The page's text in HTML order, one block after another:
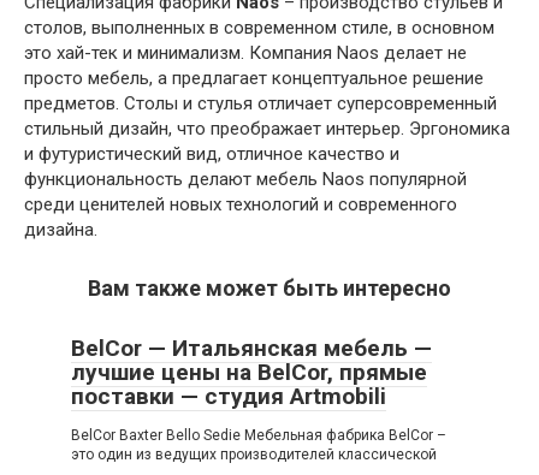
столов, выполненных в современном стиле, в основном
это хай-тек и минимализм. Компания Naos делает не
просто мебель, а предлагает концептуальное решение
предметов. Столы и стулья отличает суперсовременный
стильный дизайн, что преображает интерьер. Эргономика
и футуристический вид, отличное качество и
функциональность делают мебель Naos популярной
среди ценителей новых технологий и современного
дизайна.
Вам также может быть интересно
BelCor — Итальянская мебель —
лучшие цены на BelCor, прямые
поставки — студия Artmobili
BelCor Baxter Bello Sedie Мебельная фабрика BelCor –
это один из ведущих производителей классической